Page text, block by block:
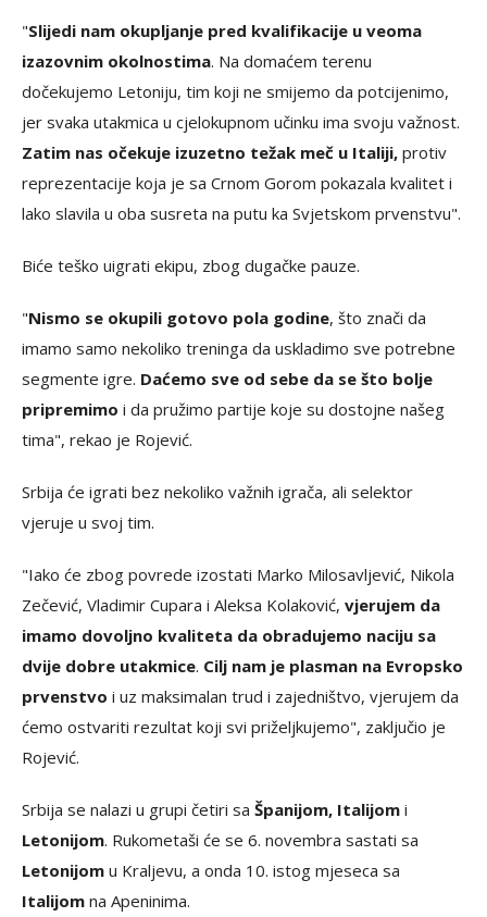
"Slijedi nam okupljanje pred kvalifikacije u veoma
izazovnim okolnostima. Na domaćem terenu
dočekujemo Letoniju, tim koji ne smijemo da potcijenimo,
jer svaka utakmica u cjelokupnom učinku ima svoju važnost.
Zatim nas očekuje izuzetno težak meč u Italiji, protiv
reprezentacije koja je sa Crnom Gorom pokazala kvalitet i
lako slavila u oba susreta na putu ka Svjetskom prvenstvu".
Biće teško uigrati ekipu, zbog dugačke pauze.
"Nismo se okupili gotovo pola godine, što znači da
imamo samo nekoliko treninga da uskladimo sve potrebne
segmente igre. Daćemo sve od sebe da se što bolje
pripremimo i da pružimo partije koje su dostojne našeg
tima", rekao je Rojević.
Srbija će igrati bez nekoliko važnih igrača, ali selektor
vjeruje u svoj tim.
"Iako će zbog povrede izostati Marko Milosavljević, Nikola
Zečević, Vladimir Cupara i Aleksa Kolaković, vjerujem da
imamo dovoljno kvaliteta da obradujemo naciju sa
dvije dobre utakmice. Cilj nam je plasman na Evropsko
prvenstvo i uz maksimalan trud i zajedništvo, vjerujem da
ćemo ostvariti rezultat koji svi priželjkujemo", zaključio je
Rojević.
Srbija se nalazi u grupi četiri sa Španijom, Italijom i
Letonijom. Rukometaši će se 6. novembra sastati sa
Letonijom u Kraljevu, a onda 10. istog mjeseca sa
Italijom na Apeninima.